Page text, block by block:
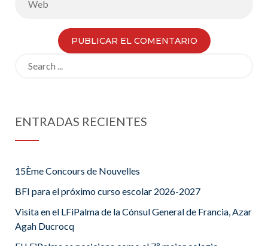
ENTRADAS RECIENTES
15Ème Concours de Nouvelles
BFI para el próximo curso escolar 2026-2027
Visita en el LFiPalma de la Cónsul General de Francia, Azar
Agah Ducrocq